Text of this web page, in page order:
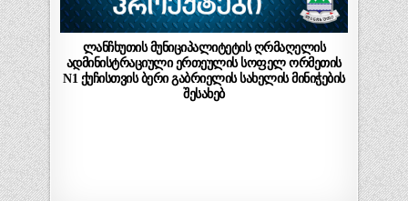
ლანჩხუთის მუნიციპალიტეტის ღრმაღელის
ადმინისტრაციული ერთეულის სოფელ ორმეთის
N1 ქუჩისთვის ბერი გაბრიელის სახელის მინიჭების
შესახებ